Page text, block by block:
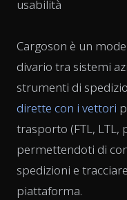
usabilità
Cargoson è un
divario tra sistemi
strumenti di
dirette con i vettori
trasporto (FTL, LTL,
permettendoti di
spedizioni e
piattaforma.